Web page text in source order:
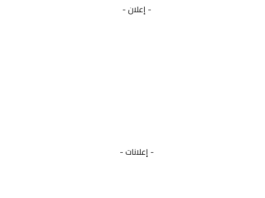
- إعلان -
- إعلانات -